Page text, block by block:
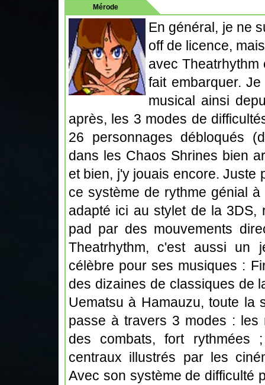
Mérode
En général, je ne
off de licence,
avec Theatrhythm
fait embarquer.
musical ainsi
après, les 3 modes de
26 personnages débloqués
dans les Chaos Shrines bien
et bien, j'y jouais encore. Juste
ce système de rythme génial
adapté ici au stylet de la 3DS,
pad par des mouvements
Theatrhythm, c'est aussi un
célèbre pour ses musiques :
des dizaines de classiques de
Uematsu à Hamauzu, toute la
passe à travers 3 modes : les
des combats, fort
centraux illustrés par les
Avec son système de difficulté